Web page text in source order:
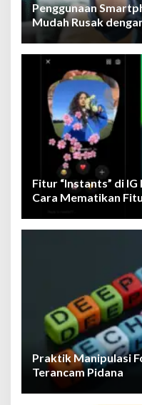
Penggunaan
Mudah Rusak
Fitur “Instants” di
Cara Mematikan
Praktik Manipulasi
Terancam Pidana